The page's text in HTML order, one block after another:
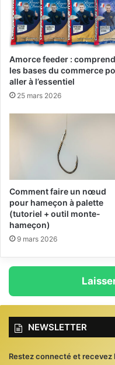
o
n
s
o
r
i
s
é
Amorce feeder :
les bases du commerce
aller à l’essentiel
25 mars 2026
Comment faire un nœud
pour hameçon à palette
(tutoriel + outil monte-
hameçon)
9 mars 2026
NEWSLETTER
Restez connecté et